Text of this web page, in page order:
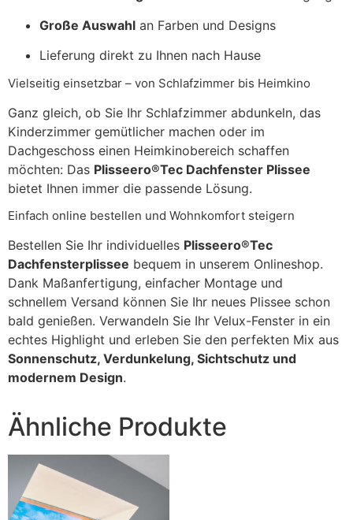
Große Auswahl an Farben und Designs
Lieferung direkt zu Ihnen nach Hause
Vielseitig einsetzbar – von Schlafzimmer bis Heimkino
Ganz gleich, ob Sie Ihr Schlafzimmer abdunkeln, das
Kinderzimmer gemütlicher machen oder im
Dachgeschoss einen Heimkinobereich schaffen
möchten: Das Plisseero®Tec Dachfenster Plissee
bietet Ihnen immer die passende Lösung.
Einfach online bestellen und Wohnkomfort steigern
Bestellen Sie Ihr individuelles Plisseero®Tec
Dachfensterplissee bequem in unserem Onlineshop.
Dank Maßanfertigung, einfacher Montage und
schnellem Versand können Sie Ihr neues Plissee schon
bald genießen. Verwandeln Sie Ihr Velux-Fenster in ein
echtes Highlight und erleben Sie den perfekten Mix aus
Sonnenschutz, Verdunkelung, Sichtschutz und
modernem Design.
Ähnliche Produkte